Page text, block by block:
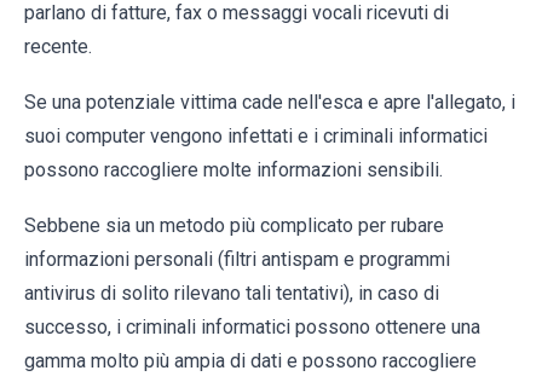
parlano di fatture, fax o messaggi vocali ricevuti di
recente.
Se una potenziale vittima cade nell'esca e apre l'allegato, i
suoi computer vengono infettati e i criminali informatici
possono raccogliere molte informazioni sensibili.
Sebbene sia un metodo più complicato per rubare
informazioni personali (filtri antispam e programmi
antivirus di solito rilevano tali tentativi), in caso di
successo, i criminali informatici possono ottenere una
gamma molto più ampia di dati e possono raccogliere